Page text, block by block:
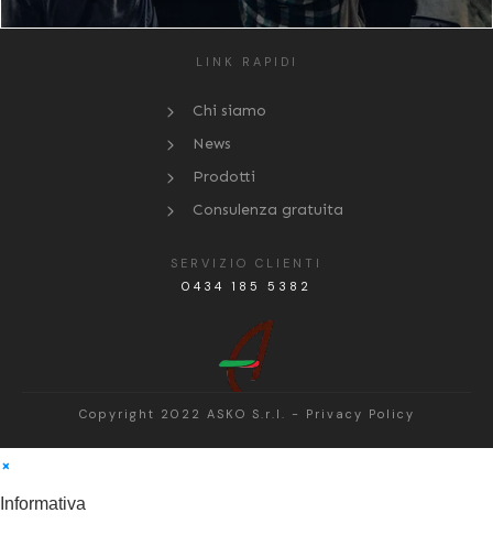
SERVIZIO CLIENTI
0434 185 5382
LINK RAPIDI
Chi siamo
News
Prodotti
Consulenza gratuita
Copyright 2022 ASKO S.r.l. - Privacy Policy
×
Informativa